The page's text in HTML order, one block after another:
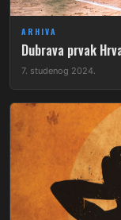
ARHIVA
Dubrava prvak
7. studenog 2024.